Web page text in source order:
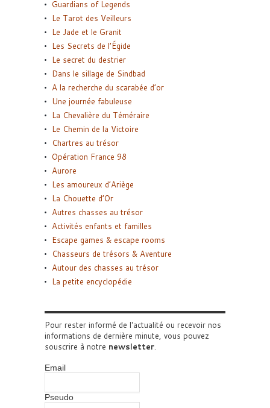
Guardians of Legends
Le Tarot des Veilleurs
Le Jade et le Granit
Les Secrets de l’Égide
Le secret du destrier
Dans le sillage de Sindbad
A la recherche du scarabée d’or
Une journée fabuleuse
La Chevalière du Téméraire
Le Chemin de la Victoire
Chartres au trésor
Opération France 98
Aurore
Les amoureux d’Ariège
La Chouette d’Or
Autres chasses au trésor
Activités enfants et familles
Escape games & escape rooms
Chasseurs de trésors & Aventure
Autour des chasses au trésor
La petite encyclopédie
Pour rester informé de l'actualité ou recevoir nos
informations de dernière minute, vous pouvez
souscrire à notre newsletter.
Email
Pseudo